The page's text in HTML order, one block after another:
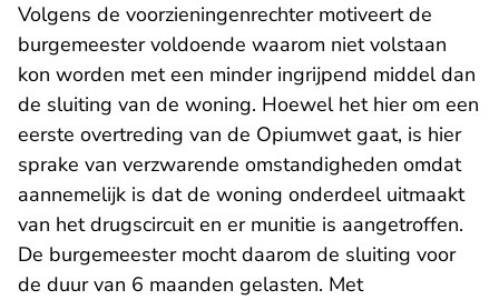
Volgens de voorzieningenrechter motiveert de
burgemeester voldoende waarom niet volstaan
kon worden met een minder ingrijpend middel dan
de sluiting van de woning. Hoewel het hier om een
eerste overtreding van de Opiumwet gaat, is hier
sprake van verzwarende omstandigheden omdat
aannemelijk is dat de woning onderdeel uitmaakt
van het drugscircuit en er munitie is aangetroffen.
De burgemeester mocht daarom de sluiting voor
de duur van 6 maanden gelasten. Met